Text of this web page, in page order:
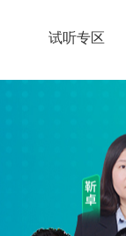
试听专区